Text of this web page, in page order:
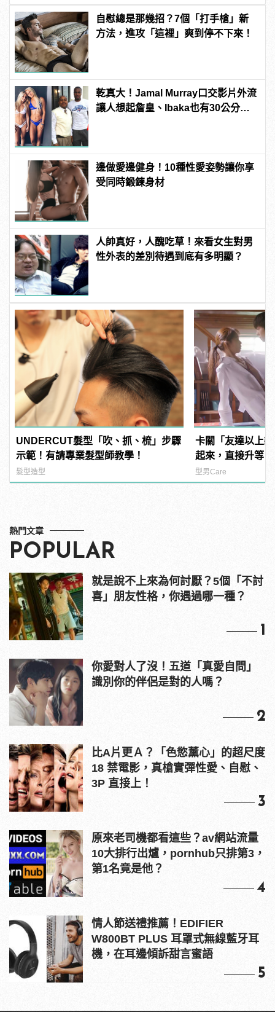
自慰總是那幾招？7個「打手槍」新
方法，進攻「這裡」爽到停不下來！
乾真大！Jamal Murray口交影片外流
讓人想起詹皇、Ibaka也有30公分驚
邊做愛邊健身！10種性愛姿勢讓你享
受同時鍛鍊身材
人帥真好，人醜吃草！來看女生對男
性外表的差別待遇到底有多明顯？
UNDERCUT髮型「吹、抓、梳」步驟
示範！有請專業髮型師教學！
髮型造型
卡關「友達以上
起來，直接升等
型男Care
熱門文章
POPULAR
就是說不上來為何討厭？5個「不討
喜」朋友性格，你遇過哪一種？
1
你愛對人了沒！五道「真愛自問」
識別你的伴侶是對的人嗎？
2
比A片更Ａ？「色慾薰心」的超尺度
18 禁電影，真槍實彈性愛、自慰、
3P 直接上！
3
原來老司機都看這些？av網站流量
10大排行出爐，pornhub只排第3，
第1名竟是他？
4
情人節送禮推薦！EDIFIER
W800BT PLUS 耳罩式無線藍牙耳
機，在耳邊傾訴甜言蜜語
5